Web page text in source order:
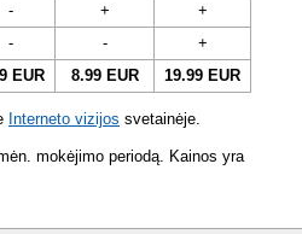
- +
+
- -
+
EUR 8.99 EUR 19.99 EUR
Interneto vizijos svetainėje.
mokėjimo periodą. Kainos yra